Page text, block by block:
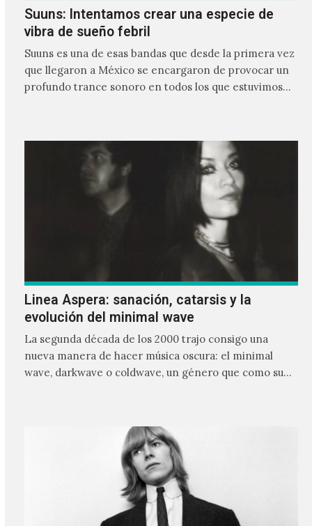
Suuns: Intentamos crear una especie de
vibra de sueño febril
Suuns es una de esas bandas que desde la primera vez
que llegaron a México se encargaron de provocar un
profundo trance sonoro en todos los que estuvimos
Linea Aspera: sanación, catarsis y la
evolución del minimal wave
La segunda década de los 2000 trajo consigo una
nueva manera de hacer música oscura: el minimal
wave, darkwave o coldwave, un género que como su